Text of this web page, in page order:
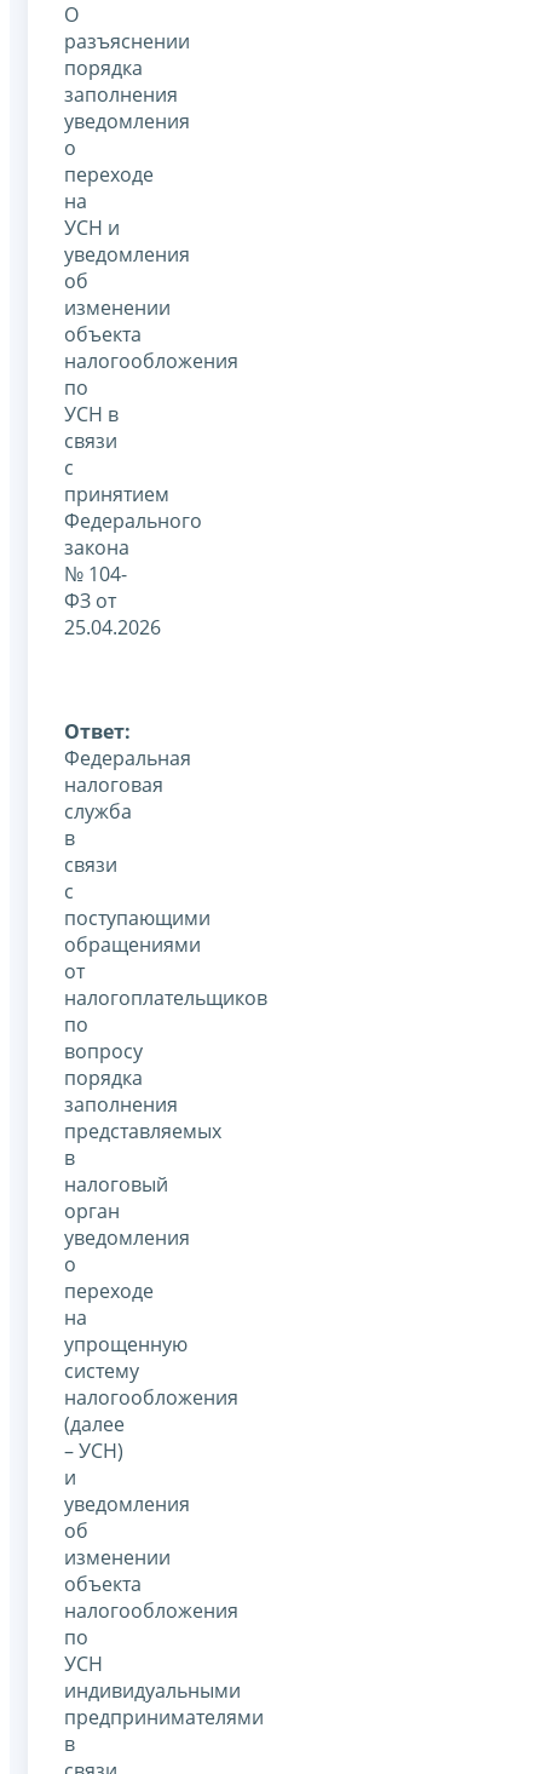
О
разъяснении
порядка
заполнения
уведомления
о
переходе
на
УСН и
уведомления
об
изменении
объекта
налогообложения
по
УСН в
связи
с
принятием
Федерального
закона
№ 104-
ФЗ от
25.04.2026
Ответ:
Федеральная
налоговая
служба
в
связи
с
поступающими
обращениями
от
налогоплательщиков
по
вопросу
порядка
заполнения
представляемых
в
налоговый
орган
уведомления
о
переходе
на
упрощенную
систему
налогообложения
(далее
– УСН)
и
уведомления
об
изменении
объекта
налогообложения
по
УСН
индивидуальными
предпринимателями
в